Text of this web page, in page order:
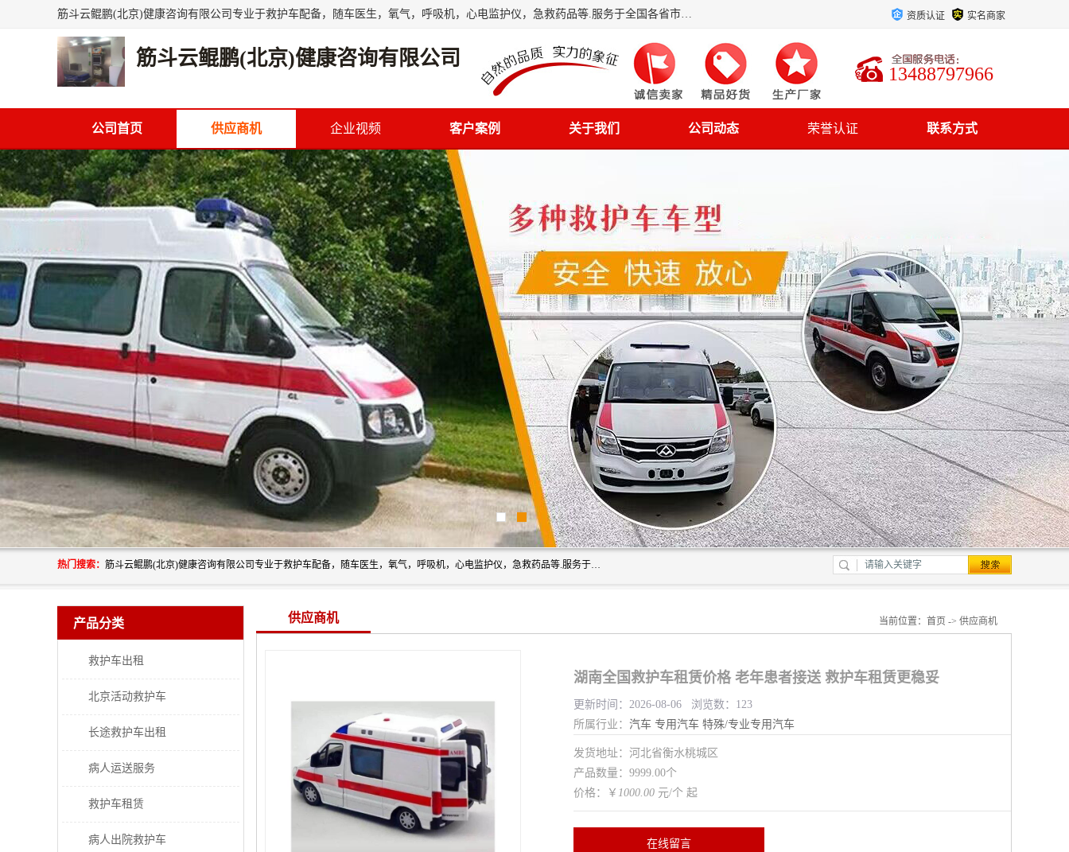
筋斗云鲲鹏(北京)健康咨询有限公司专业于救护车配备，随车医生，氧气，呼吸机，心电监护仪，急救药品等.服务于全国各省市之间伤病员和病愈者及家属的往返接送，及其他需要救护车特需服务的各项业务；承接各种会议、比赛、影视拍摄等所需的救护车服务；承接跨各省市救护*、救护车送病人到机场和火车站等各个指定区域。 资质认证 实名商家
筋斗云鲲鹏(北京)健康咨询有限公司
13488797966
公司首页 供应商机 企业视频 客户案例 关于我们 公司动态 荣誉认证 联系方式
热门搜索： 筋斗云鲲鹏(北京)健康咨询有限公司专业于救护车配备，随车医生，氧气，呼吸机，心电监护仪，急救药品等.服务于全国各省市之间伤病员和病愈者及家属的往返接送，及其他需要救护车特需服务的各项业务；承接各种会议、比赛、影视拍摄等所需的救护车服务；承接跨各省市救护*、救护车送病人到机场和火车站等各个指定区域。
产品分类
救护车出租
北京活动救护车
长途救护车出租
病人运送服务
救护车租赁
病人出院救护车
供应商机 当前位置： 首页 -> 供应商机
湖南全国救护车租赁价格 老年患者接送 救护车租赁更稳妥
更新时间：2026-08-06 浏览数：123
所属行业： 汽车 专用汽车 特殊/专业专用汽车
发货地址：河北省衡水桃城区
产品数量：9999.00个
价格：￥ 1000.00 元/个 起
在线留言